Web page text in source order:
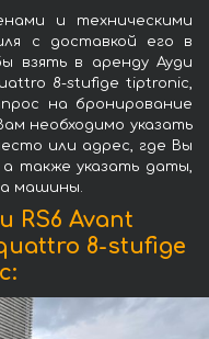
и техническими
с доставкой его в
взять в аренду Ауди
8-stufige tiptronic,
на бронирование
необходимо указать
или адрес, где Вы
также указать даты,
машины.
RS6 Avant
8-stufige